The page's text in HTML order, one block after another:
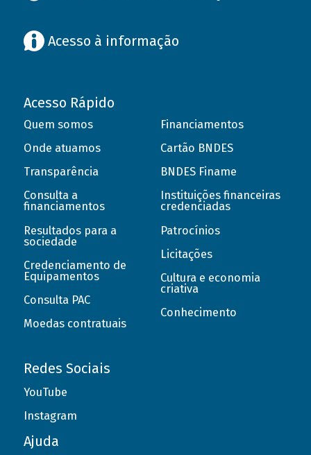
Acesso à informação
Acesso Rápido
Quem somos
Onde atuamos
Transparência
Consulta a
financiamentos
Resultados para a
sociedade
Credenciamento de
Equipamentos
Consulta PAC
Moedas contratuais
Financiamentos
Cartão BNDES
BNDES Finame
Instituições financeiras
credenciadas
Patrocínios
Licitações
Cultura e economia
criativa
Conhecimento
Redes Sociais
YouTube
Instagram
Ajuda